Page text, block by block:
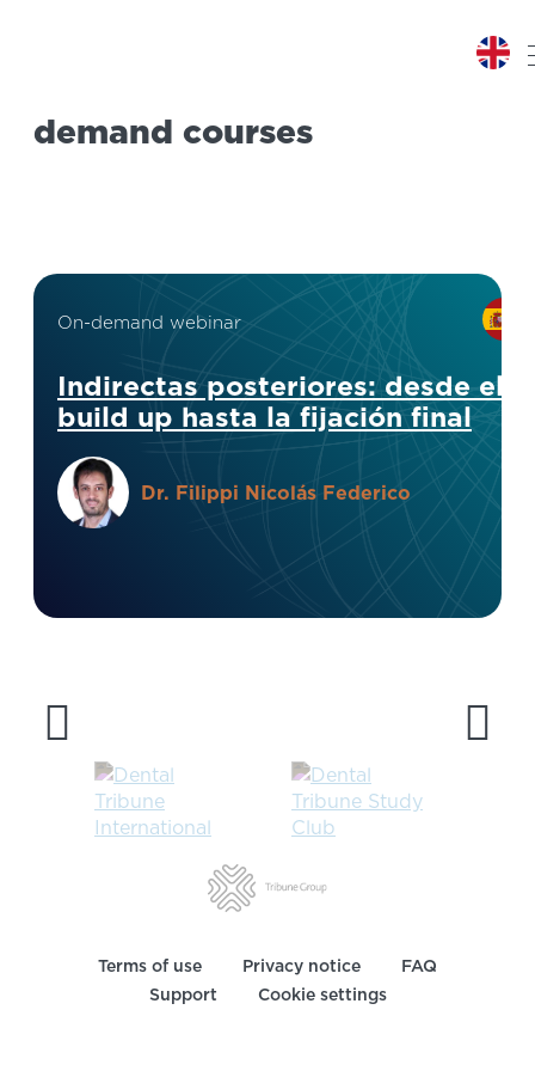
demand courses
On-demand webinar
Indirectas posteriores: desde el
build up hasta la fijación final
Dr. Filippi Nicolás Federico
Terms of use Privacy notice
FAQ
Support
Cookie settings